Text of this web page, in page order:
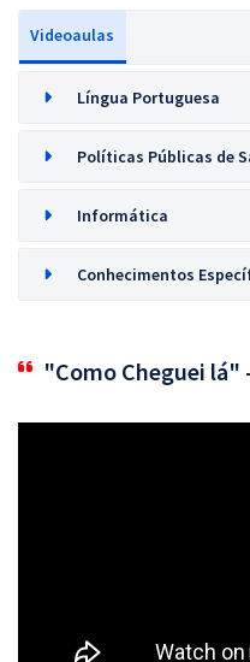
Videoaulas
Língua Portuguesa
Políticas Públicas de
Informática
Conhecimentos
"Como Cheguei lá"